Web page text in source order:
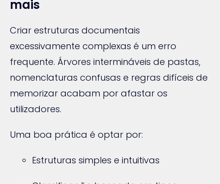
mais
Criar estruturas documentais
excessivamente complexas é um erro
frequente. Árvores intermináveis de pastas,
nomenclaturas confusas e regras difíceis de
memorizar acabam por afastar os
utilizadores.
Uma boa prática é optar por:
Estruturas simples e intuitivas